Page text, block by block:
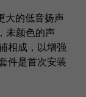
大的低音扬声
未颜色的声
相成，以增强
件是首次安装